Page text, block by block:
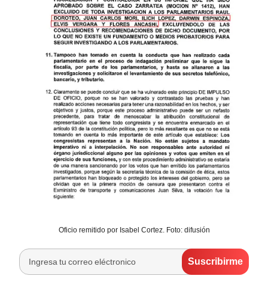
Oficio remitido por Isabel Cortez. Foto: difusión